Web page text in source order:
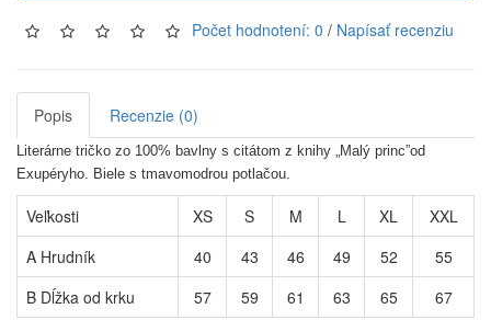
Počet hodnotení: 0 / Napísať recenziu
Popis Recenzie (0)
Literárne tričko zo 100% bavlny s citátom z knihy „Malý princ”od
Exupéryho. Biele s tmavomodrou potlačou.
Veľkosti XS S M L XL
XXL
A Hrudník
40 43 46 49 52
55
B Dĺžka od krku
57 59 61 63 65 67